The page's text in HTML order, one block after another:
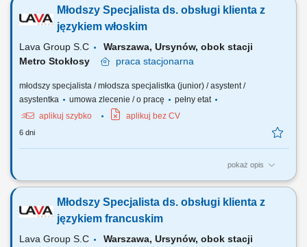
Przygotowywanie spersonalizowanych ofert handlowych wraz z
wizualizacjami produktów. Nadzór nad całym procesem realizacji
Młodszy Specjalista ds. obsługi klienta z
językiem włoskim
Lava Group S.C
Warszawa, Ursynów, obok stacji
Metro Stokłosy
praca stacjonarna
młodszy specjalista / młodsza specjalistka (junior) / asystent /
asystentka
umowa zlecenie / o pracę
pełny etat
aplikuj szybko
aplikuj bez CV
6 dni
pokaż opis
Codzienny kontakt z klientami włoskojęzycznymi – mailowy oraz
doradztwo produktowe). Przygotowywanie ofert handlowych i
wizualizacji dostosowanych do potrzeb klientów z rynku włoskiego.
Młodszy Specjalista ds. obsługi klienta z
językiem francuskim
Lava Group S.C
Warszawa, Ursynów, obok stacji